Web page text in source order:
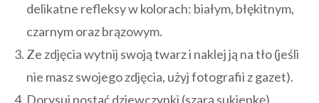
delikatne refleksy w kolorach: białym, błękitnym,
czarnym oraz brązowym.
Ze zdjęcia wytnij swoją twarz i naklej ją na tło (jeśli
nie masz swojego zdjęcia, użyj fotografii z gazet).
Dorysuj postać dziewczynki (szarą sukienkę).